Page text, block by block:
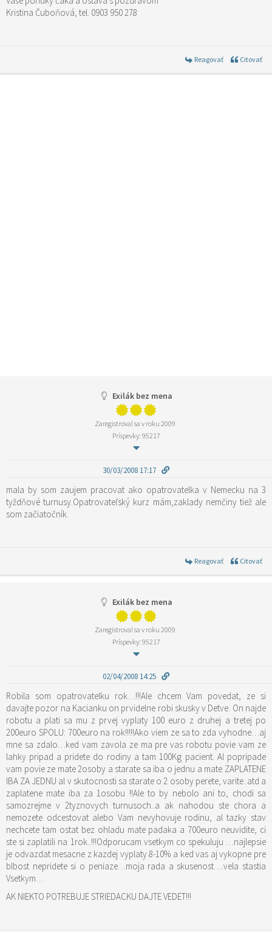
Kristina Čuboňová, tel. 0903 950 278
Reagovať Citovať
Exilák bez mena
Zaregistroval sa v roku 2009
Príspevky: 95217
30/03/2008 17:17
mala by som zaujem pracovat ako opatrovatelka v Nemecku na 3
tyždňové turnusy.Opatrovateľský kurz mám,zaklady nemčiny tiež ale
som začiatočník.
Reagovať Citovať
Exilák bez mena
Zaregistroval sa v roku 2009
Príspevky: 95217
02/04/2008 14:25
Robila som opatrovatelku rok…!!!Ale chcem Vam povedat, ze si
davajte pozor na Kacianku on prvidelne robi skusky v Detve. On najde
robotu a plati sa mu z prvej vyplaty 100 euro z druhej a tretej po
200euro SPOLU: 700euro na rok!!!!!Ako viem ze sa to zda vyhodne…aj
mne sa zdalo…ked vam zavola ze ma pre vas robotu povie vam ze
lahky pripad a pridete do rodiny a tam 100Kg pacient. Al popripade
vam povie ze mate 2osoby a starate sa iba o jednu a mate ZAPLATENE
IBA ZA JEDNU al v skutocnosti sa starate o 2 osoby perete, varite..atd a
zaplatene mate iba za 1osobu !!Ale to by nebolo ani to, chodi sa
samozrejme v 2tyznovych turnusoch..a ak nahodou ste chora a
nemozete odcestovat alebo Vam nevyhovuje rodinu, al tazky stav
nechcete tam ostat bez ohladu mate padaka a 700euro neuvidite, ci
ste si zaplatili na 1rok..!!!Odporucam vsetkym co spekuluju …najlepsie
je odvazdat mesacne z kazdej vyplaty 8-10% a ked vas aj vykopne pre
blbost nepridete si o peniaze…moja rada a skusenost….vela stastia
Vsetkym…
AK NIEKTO POTREBUJE STRIEDACKU DAJTE VEDET!!!